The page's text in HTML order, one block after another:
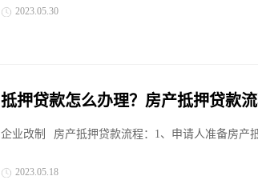
2023.05.30
抵押贷款怎么办理？房产抵押贷款流
企业改制 房产抵押贷款流程：1、申请人准备房产
2023.05.18